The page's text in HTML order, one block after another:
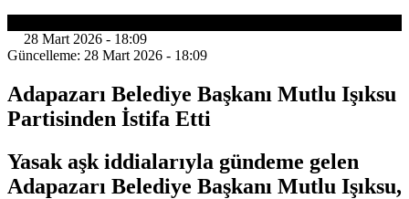
28 Mart 2026 - 18:09
Güncelleme: 28 Mart 2026 - 18:09
Adapazarı Belediye Başkanı Mutlu Işıksu
Partisinden İstifa Etti
Yasak aşk iddialarıyla gündeme gelen
Adapazarı Belediye Başkanı Mutlu Işıksu,